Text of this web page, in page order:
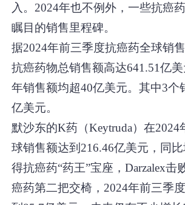
入。2024年也不例外，一些抗癌
瞩目的销售里程碑。
据2024年前三季度抗癌药全球销
抗癌药物总销售额高达641.51亿
年销售额均超40亿美元。其中3个
亿美元。
默沙东的K药（Keytruda）在2024
球销售额达到216.46亿美元，同
得抗癌药“药王”宝座，Darzalex击
癌药第二把交椅，2024年前三季